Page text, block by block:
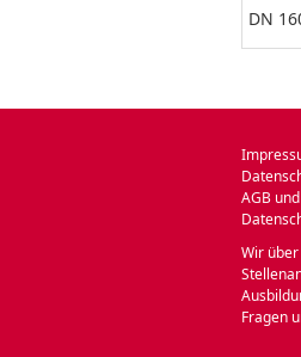
DN
AGB
Wir
Fragen